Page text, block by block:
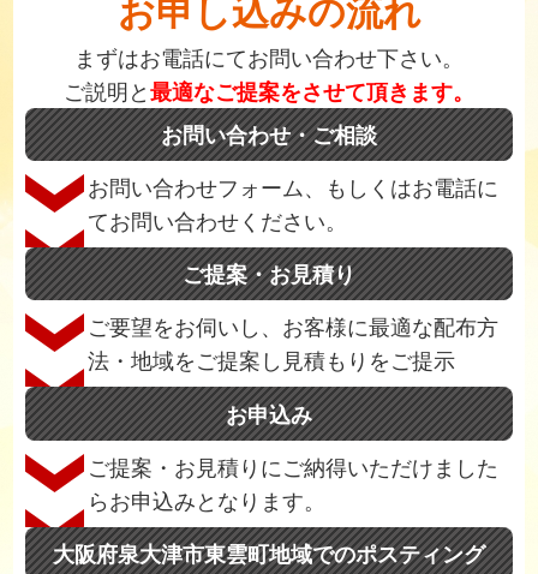
まずはお電話にてお問い合わせ下さい。
ご説明と最適なご提案をさせて頂きます。
お問い合わせ・ご相談
お問い合わせフォーム、もしくはお電話に
てお問い合わせください。
ご提案・お見積り
ご要望をお伺いし、お客様に最適な配布方
法・地域をご提案し見積もりをご提示
お申込み
ご提案・お見積りにご納得いただけました
らお申込みとなります。
大阪府泉大津市東雲町地域でのポスティング